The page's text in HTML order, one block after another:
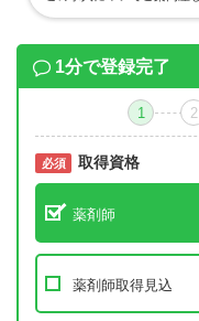
1分で登録完了
1 2
必須 取得資格
薬剤師
薬剤師取得見込